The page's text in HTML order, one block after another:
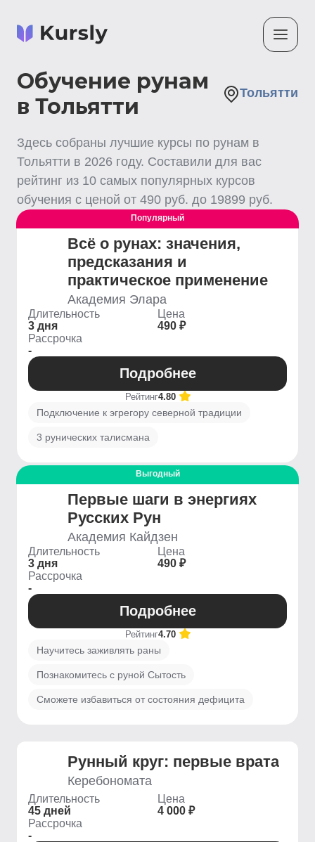
Обучение рунам
в Тольятти
Тольятти
Здесь собраны лучшие курсы по рунам в
Тольятти в 2026 году. Составили для вас
рейтинг из 10 самых популярных курсов
обучения с ценой от 490 руб. до 19899 руб.
Популярный
Всё о рунах: значения,
предсказания и
практическое применение
Академия Элара
Длительность
3 дня
Цена
490 ₽
Рассрочка
-
Подробнее
Рейтинг4.80
Подключение к эгрегору северной традиции
3 рунических талисмана
Выгодный
Первые шаги в энергиях
Русских Рун
Академия Кайдзен
Длительность
3 дня
Цена
490 ₽
Рассрочка
-
Подробнее
Рейтинг4.70
Научитесь заживлять раны
Познакомитесь с руной Сытость
Сможете избавиться от состояния дефицита
Рунный круг: первые врата
Керебономата
Длительность
45 дней
Цена
4 000 ₽
Рассрочка
-